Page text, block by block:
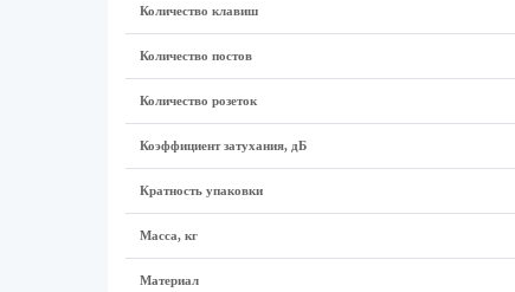
Количество клавиш
Количество постов
Количество розеток
Коэффициент затухания, дБ
Кратность упаковки
Масса, кг
Материал